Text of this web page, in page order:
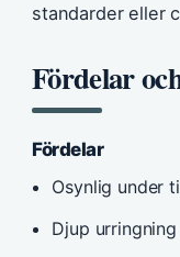
standarder eller
Fördelar
Fördelar
Osynlig under
Djup